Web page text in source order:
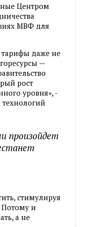
Центром
МВФ для
даже не
—
рост
уровня», -
произойдет
стимулируя
Потому и
а не